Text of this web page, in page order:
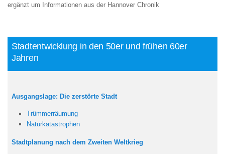
ergänzt um Informationen aus der Hannover Chronik
Stadtentwicklung in den 50er und frühen 60er
Jahren
Ausgangslage: Die zerstörte Stadt
Trümmerräumung
Naturkatastrophen
Stadtplanung nach dem Zweiten Weltkrieg